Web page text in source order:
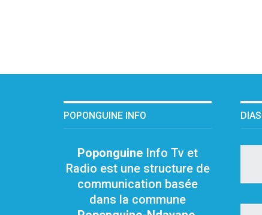
POPONGUINE INFO
Poponguine Info Tv et
Radio est une structure de
communication basée
dans la commune